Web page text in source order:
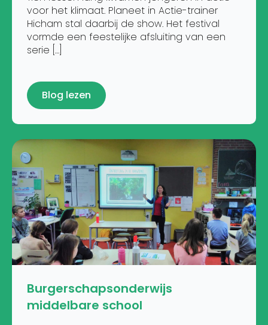
voor het klimaat. Planeet in Actie-trainer
Hicham stal daarbij de show. Het festival
vormde een feestelijke afsluiting van een
serie […]
Blog lezen
Burgerschapsonderwijs
middelbare school